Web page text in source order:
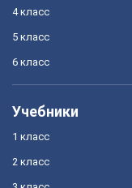
4 класс
5 класс
6 класс
Учебники
1 класс
2 класс